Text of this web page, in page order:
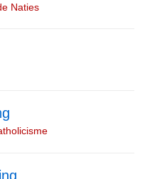
Naties